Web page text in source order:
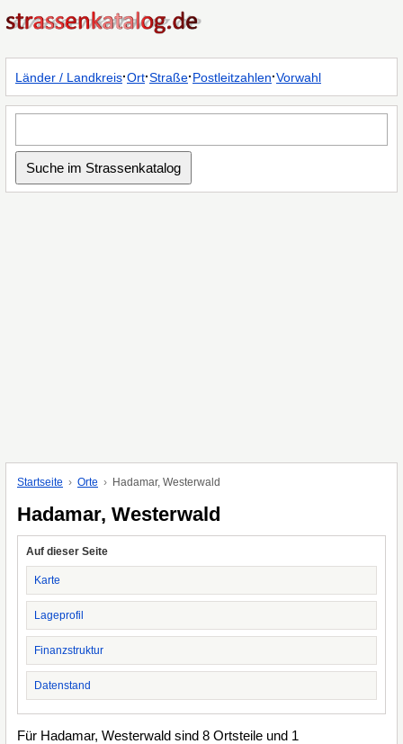
Länder / Landkreis·Ort·Straße·Postleitzahlen·Vorwahl
Startseite Orte Hadamar, Westerwald
Hadamar, Westerwald
Auf dieser Seite
Karte
Lageprofil
Finanzstruktur
Datenstand
Für Hadamar, Westerwald sind 8 Ortsteile und 1